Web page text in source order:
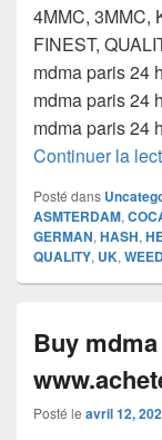
4MMC, 3MMC,
FINEST,
mdma paris 24
mdma paris 24
mdma paris 24
Continuer la
Posté dans
ASMTERDAM,
GERMAN, HASH,
QUALITY, UK,
Buy
Posté le avril 12,